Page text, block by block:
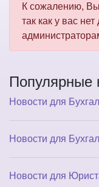
К сожалению, Вы
так как у вас
Популярные
Новости для
Новости для
Новости для